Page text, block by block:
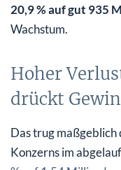
20,9 % auf gut 935
Wachstum.
Hoher
drückt
Das trug maßgeblich
Konzerns im